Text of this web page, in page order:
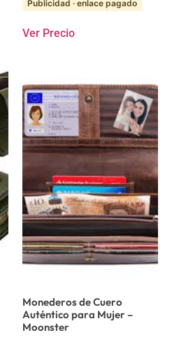
Publicidad · enlace pagado
Ver Precio
Monederos de Cuero
Auténtico para Mujer –
Moonster